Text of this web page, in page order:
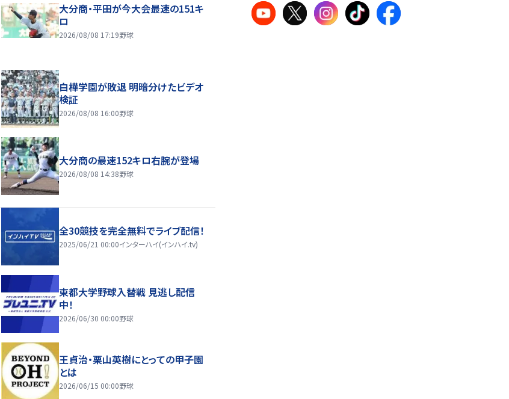
大分商・平田が今大会最速の151キ
ロ
2026/08/08 17:19野球
白樺学園が敗退 明暗分けたビデオ
検証
2026/08/08 16:00野球
大分商の最速152キロ右腕が登場
2026/08/08 14:38野球
全30競技を完全無料でライブ配信！
2025/06/21 00:00インターハイ(インハイ.tv)
東都大学野球入替戦 見逃し配信
中！
2026/06/30 00:00野球
王貞治・栗山英樹にとっての甲子園
とは
2026/06/15 00:00野球